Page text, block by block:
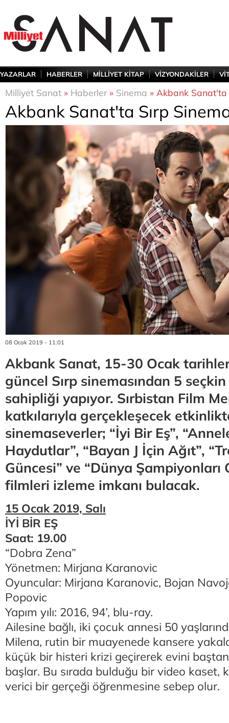
YAZARLAR HABERLER MİLLİYET KİTAP VİZYONDAKİLER
Milliyet Sanat » Haberler» Sinema » Akbank Sanat'ta
Akbank Sanat'ta Sırp
08 Ocak 2019 - 11:01
Akbank Sanat, 15-30 Ocak
güncel Sırp sinemasından 5
sahipliği yapıyor. Sırbistan Film
katkılarıyla gerçekleşecek
sinemaseverler; “İyi Bir Eş”,
Haydutlar”, “Bayan J İçin Ağıt”,
Güncesi” ve “Dünya Şampiyonları
filmleri izleme imkanı bulacak.
15 Ocak 2019, Salı
İYİ BİR EŞ
Saat: 19.00
“Dobra Zena”
Yönetmen: Mirjana Karanovic
Oyuncular: Mirjana Karanovic, Bojan
Popovic
Yapım yılı: 2016, 94’, blu-ray.
Ailesine bağlı, iki çocuk annesi 50
Milena, rutin bir muayenede kansere
küçük bir histeri krizi geçirerek evini
başlar. Bu sırada bulduğu bir video kaset,
verici bir gerçeği öğrenmesine sebep olur.